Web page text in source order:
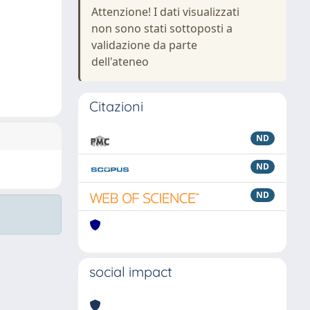
Attenzione! I dati visualizzati
non sono stati sottoposti a
validazione da parte
dell'ateneo
Citazioni
ND
ND
ND
social impact